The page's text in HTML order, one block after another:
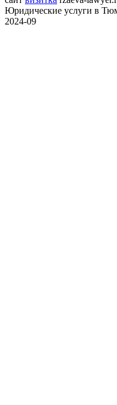
Юридические услуги в
2024-09